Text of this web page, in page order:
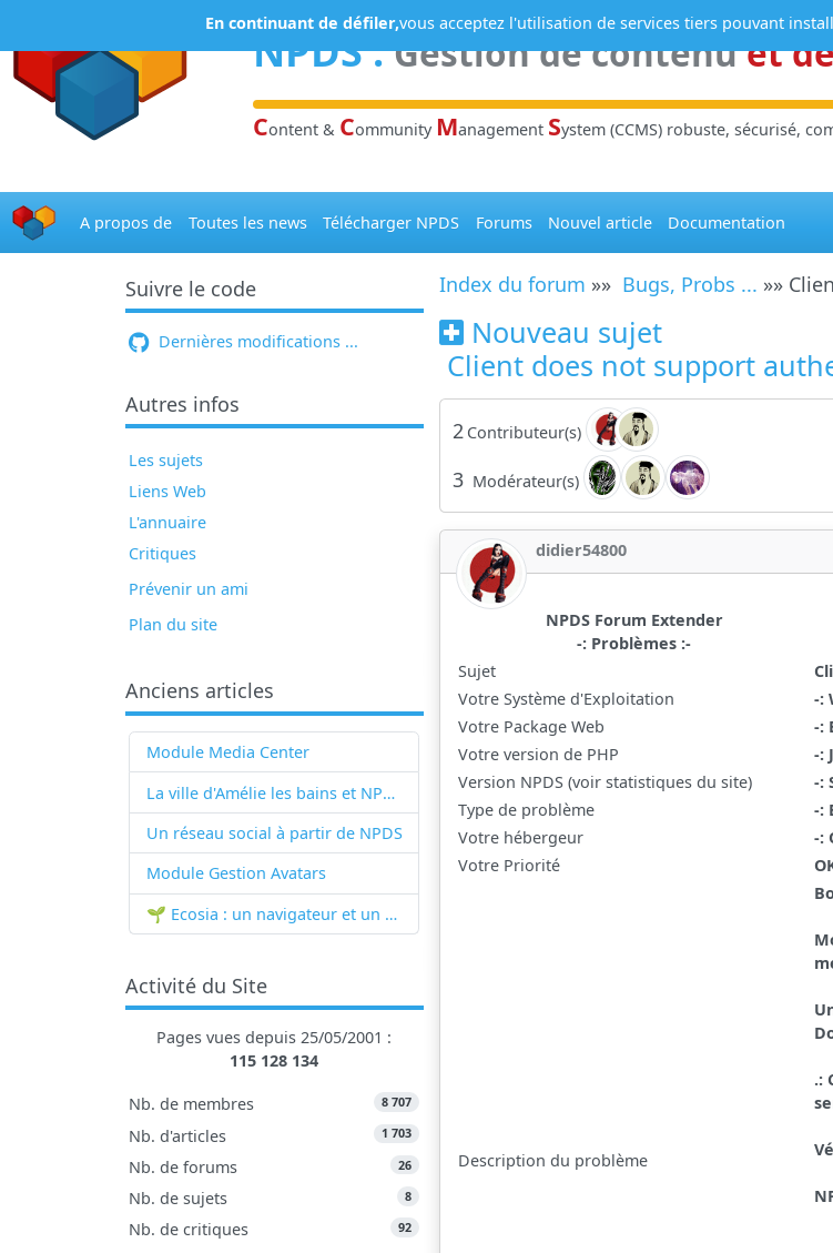
NPDS:Gestion de contenuet
Content & Community Management System (CCMS) robuste, sécurisé,
A propos de Toutes les news Télécharger NPDS Forums Nouvel article Documentation
Suivre le code
Dernières modifications ...
Autres infos
Les sujets
Liens Web
L'annuaire
Critiques
Prévenir un ami
Plan du site
Anciens articles
Module Media Center
La ville d'Amélie les bains et NPDS
Un réseau social à partir de NPDS
Module Gestion Avatars
🌱 Ecosia : un navigateur et un moteur de recherche qui plantent des arbres !...
Activité du Site
Pages vues depuis 25/05/2001 :
115 128 134
Nb. de membres 8 707
Nb. d'articles 1 703
Nb. de forums 26
Nb. de sujets 8
Nb. de critiques 92
Index du forum »» Bugs, Probs ... »»
Nouveau sujet
Client does not support
2 Contributeur(s)
3 Modérateur(s)
didier54800
NPDS Forum Extender
-: Problèmes :-
Sujet
Votre Système d'Exploitation
-:
Votre Package Web
-:
Votre version de PHP
-:
Version NPDS (voir statistiques du site)
-:
Type de problème
-:
Votre hébergeur
-:
Votre Priorité
Description du problème
.:
En continuant de défiler,vous acceptez l'utilisation de services tiers pouvant